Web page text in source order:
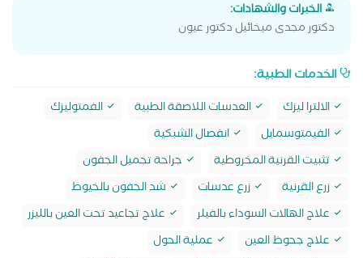
الخبرات والشهادات:
دكتور مجدى ميخائيل دكتور عيون
الخدمات الطبية:
الالترا ليزك العدسات اللاصقة الطبية
الفمتوليزك
الفيمتوسمايل
انفصال الشبكية
تثبيت القرنية المخروطية
جراحة تجميل الجفون
زرع القرنية
زرع عدسات
شد الجفون بالخيوط
علاج الهالات السوداء بالفيلر
علاج تجاعيد تحت العين بالليزر
علاج جحوظ العين
عملية الحول